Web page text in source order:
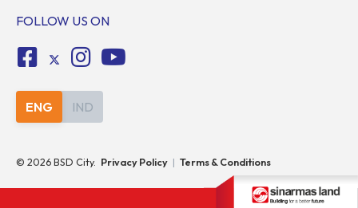
FOLLOW US ON
ENG IND
© 2026BSD City. Privacy Policy | Terms & Conditions